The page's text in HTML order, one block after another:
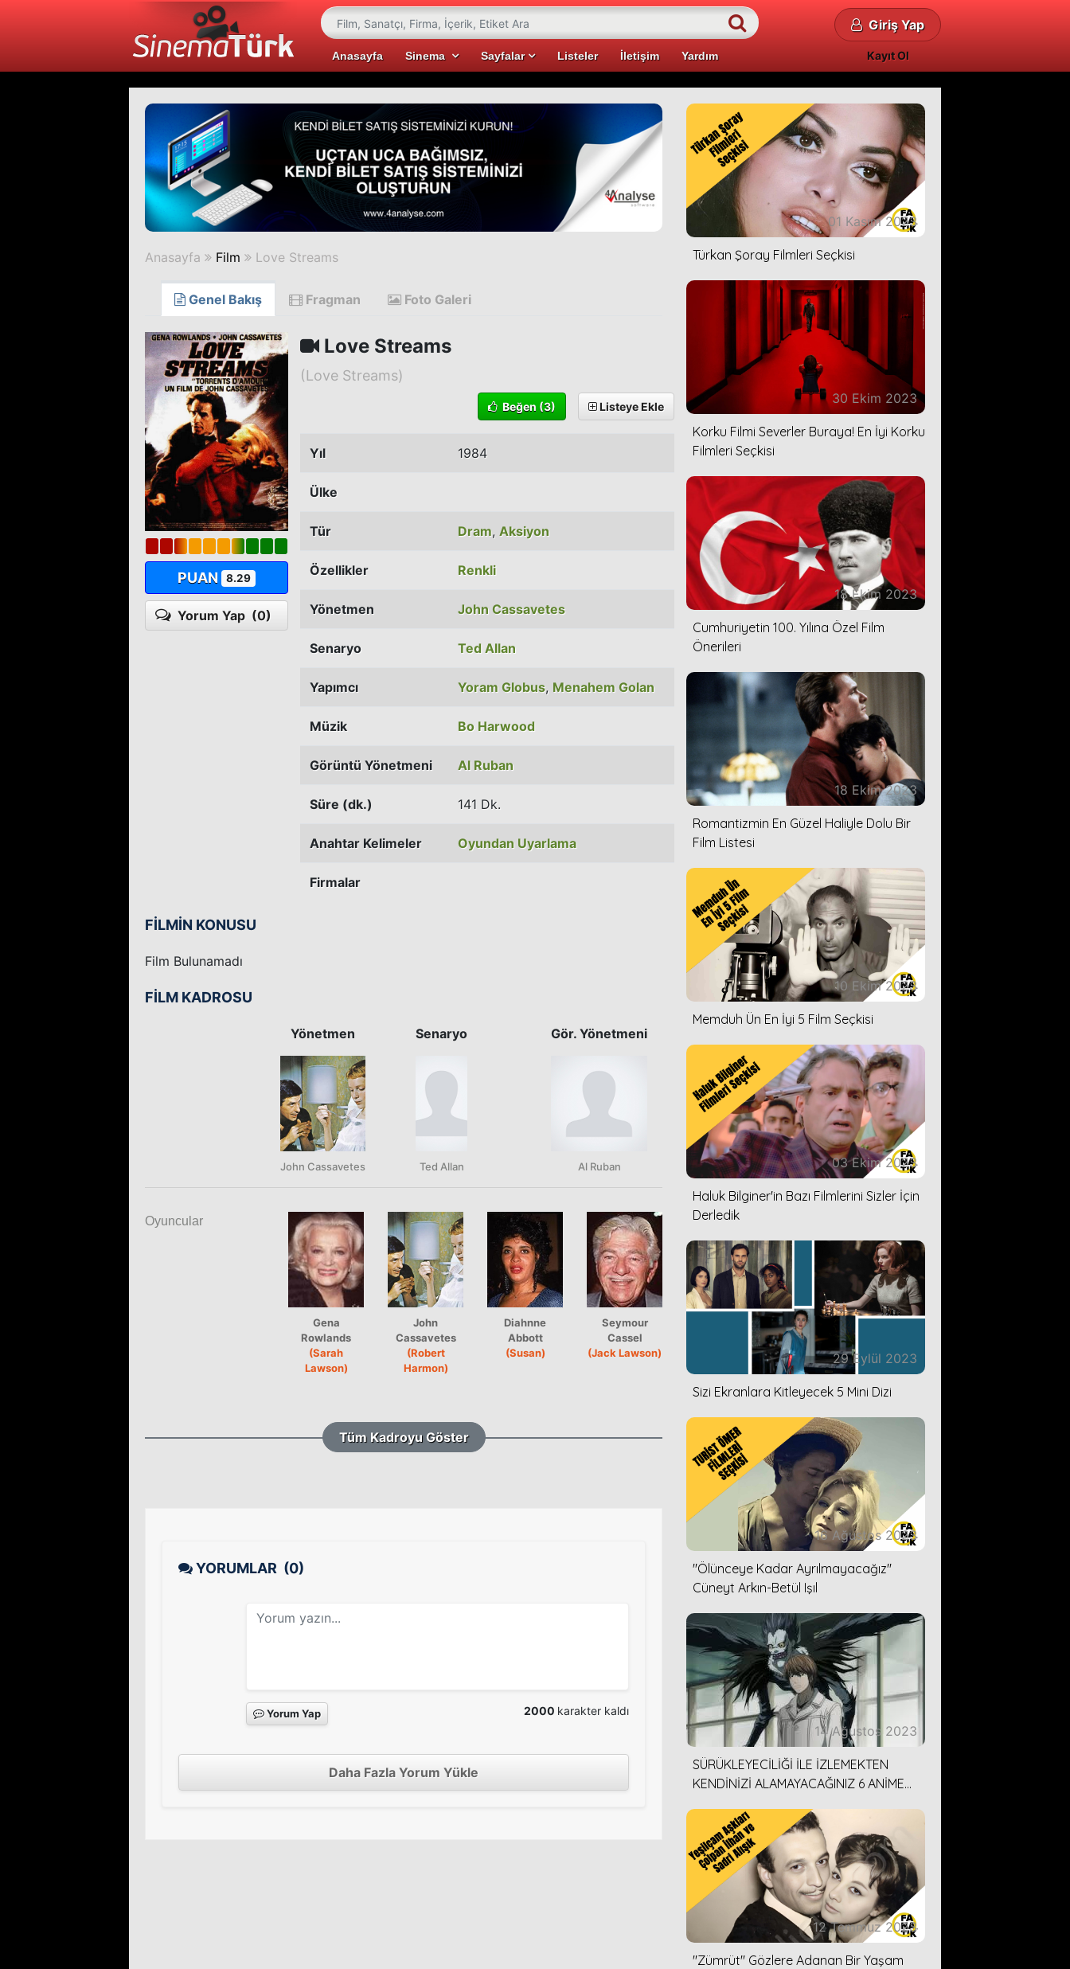
Anasayfa Sinema Sayfalar Listeler İletişim Yardım
Giriş Yap
Kayıt Ol
Anasayfa Film Love Streams
Genel Bakış Fragman Foto Galeri
PUAN 8.29
Yorum Yap (0)
Love Streams
(Love Streams)
Beğen (3) Listeye Ekle
Yıl 1984
Ülke
Tür Dram, Aksiyon
Özellikler Renkli
Yönetmen John Cassavetes
Senaryo Ted Allan
Yapımcı Yoram Globus, Menahem Golan
Müzik Bo Harwood
Görüntü Yönetmeni Al Ruban
Süre (dk.) 141 Dk.
Anahtar Kelimeler Oyundan Uyarlama
Firmalar
FİLMİN KONUSU
Film Bulunamadı
FİLM KADROSU
Yönetmen
John Cassavetes
Senaryo
Ted Allan
Gör. Yönetmeni
Al Ruban
Oyuncular
Gena
Rowlands
(Sarah
Lawson)
John
Cassavetes
(Robert
Harmon)
Diahnne
Abbott
(Susan)
Seymour
Cassel
(Jack Lawson)
Tüm Kadroyu Göster
YORUMLAR (0)
Yorum Yap 2000 karakter kaldı
Daha Fazla Yorum Yükle
01 Kasım 2023
Türkan Şoray Filmleri Seçkisi
30 Ekim 2023
Korku Filmi Severler Buraya! En İyi Korku
Filmleri Seçkisi
18 Ekim 2023
Cumhuriyetin 100. Yılına Özel Film
Önerileri
18 Ekim 2023
Romantizmin En Güzel Haliyle Dolu Bir
Film Listesi
10 Ekim 2023
Memduh Ün En İyi 5 Film Seçkisi
03 Ekim 2023
Haluk Bilginer'in Bazı Filmlerini Sizler İçin
Derledik
29 Eylül 2023
Sizi Ekranlara Kitleyecek 5 Mini Dizi
16 Ağustos 2023
''Ölünceye Kadar Ayrılmayacağız''
Cüneyt Arkın-Betül Işıl
14 Ağustos 2023
SÜRÜKLEYECİLİĞİ İLE İZLEMEKTEN
KENDİNİZİ ALAMAYACAĞINIZ 6 ANİME
12 Temmuz 2023
''Zümrüt'' Gözlere Adanan Bir Yaşam